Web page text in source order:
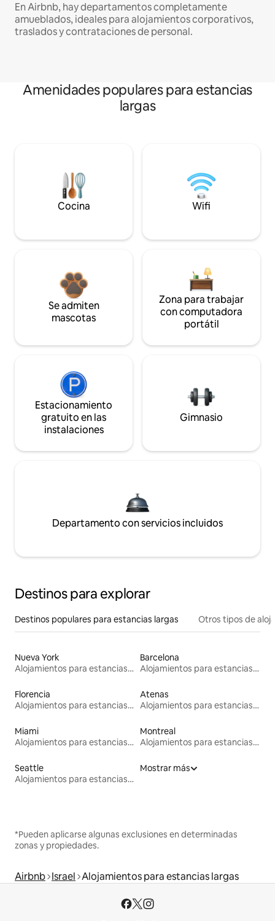
En Airbnb, hay departamentos completamente
amueblados, ideales para alojamientos corporativos,
traslados y contrataciones de personal.
Amenidades populares para estancias
largas
Cocina Wifi
Se admiten
mascotas
Zona para trabajar
con computadora
portátil
Estacionamiento
gratuito en las
instalaciones
Gimnasio
Departamento con servicios incluidos
Destinos para explorar
Destinos populares para estancias largas Otros tipos de
Nueva York
Alojamientos para estancias largas
Barcelona
Alojamientos para estancias largas
Florencia
Alojamientos para estancias largas
Atenas
Alojamientos para estancias largas
Miami
Alojamientos para estancias largas
Montreal
Alojamientos para estancias largas
Seattle
Alojamientos para estancias largas
Mostrar más
*Pueden aplicarse algunas exclusiones en determinadas
zonas y propiedades.
Airbnb Israel Alojamientos para estancias largas